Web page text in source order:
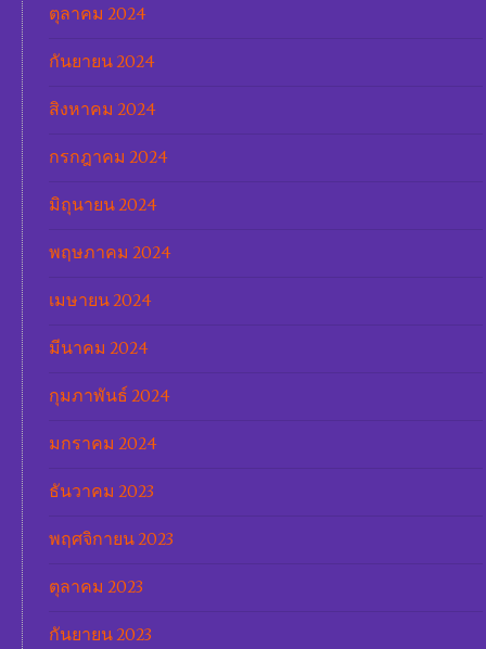
ตุลาคม 2024
กันยายน 2024
สิงหาคม 2024
กรกฎาคม 2024
มิถุนายน 2024
พฤษภาคม 2024
เมษายน 2024
มีนาคม 2024
กุมภาพันธ์ 2024
มกราคม 2024
ธันวาคม 2023
พฤศจิกายน 2023
ตุลาคม 2023
กันยายน 2023